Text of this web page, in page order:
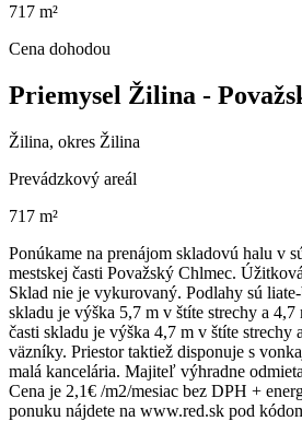
717 m²
Cena dohodou
Priemysel Žilina -
Žilina, okres Žilina
Prevádzkový areál
717 m²
Ponúkame na prenájom skladovú halu v
mestskej časti Považský Chlmec.
Sklad nie je vykurovaný. Podlahy sú
skladu je výška 5,7 m v štíte strechy a
časti skladu je výška 4,7 m v štíte strechy
väzníky. Priestor taktiež disponuje s
malá kancelária. Majiteľ výhradne
Cena je 2,1€ /m2/mesiac bez DPH +
ponuku nájdete na www.red.sk pod